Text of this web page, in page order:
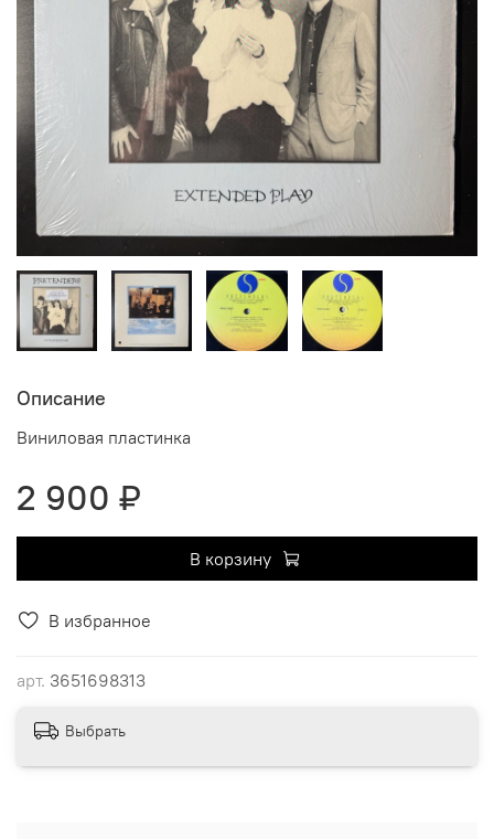
В избранное
арт. 3651698313
Описание
Виниловая пластинка
2 900 ₽
В корзину
Выбрать